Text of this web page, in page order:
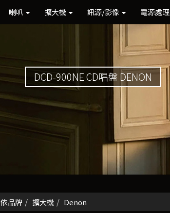
喇叭 擴大機 訊源/影像 電源處理
DCD-900NE CD唱盤 DENON
依品牌 擴大機 Denon